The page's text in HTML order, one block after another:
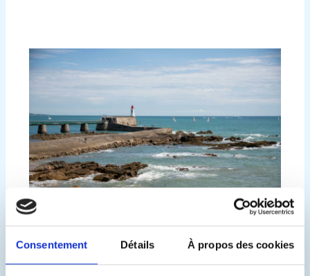
Consentement Détails À propos des cookies
CONDITIONS